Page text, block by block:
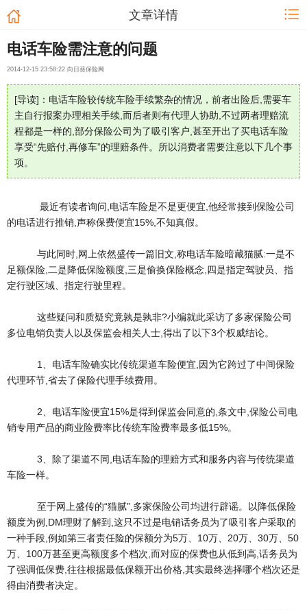
文章详情
电话车险需注意的问题
2014-12-15 23:58:22 向日葵保险网
[导读]：电话车险较传统车险手续繁杂的情况，前者出险后,需要车
主自行报案办理相关手续,而后者则有代理人协助,不过两者理赔流
程都是一样的,部分保险公司为了吸引客户,甚至开出了买电话车险
享受“先赔付,再修车”的理赔条件。所以消费者需要注意以下几个事
项。
最近有读者询问,电话车险是不是更便宜,他经常接到保险公司
的电话进行推销,声称保费便宜15%,不知真假。
与此同时,网上依然盛传一篇旧文,称电话车险暗藏猫腻:一是不
足额保险,二是降低保险额度,三是偷换保险概念,四是指定驾驶员、指
定行驶区域、指定行驶里程。
这些疑问和质疑究竟孰是孰非?小编就此采访了多家保险公司
多位电销负责人以及保监会相关人士,得出了以下3个权威结论。
1、电话车险确实比传统渠道车险便宜,因为它跨过了中间保险
代理环节,省去了保险代理手续费用。
2、电话车险便宜15%是得到保监会同意的,条文中,保险公司电
销专用产品的商业险费率比传统车险费率最多低15%。
3、除了渠道不同,电话车险的理赔方式和服务内容与传统渠道
车险一样。
至于网上盛传的“猫腻”,多家保险公司均进行辟谣。以降低保险
额度为例,DM理财了解到,这只不过是电销话务员为了吸引客户采取的
一种手段,例如第三者责任险的保额分为5万、10万、20万、30万、50
万、100万甚至更高额度多个档次,而对应的保费也从低到高,话务员为
了强调低保费,往往根据最低保额开出价格,其实最终选择哪个档次还是
得由消费者决定。